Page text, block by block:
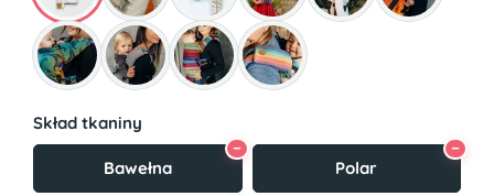
Skład tkaniny
Bawełna
−
Polar
−